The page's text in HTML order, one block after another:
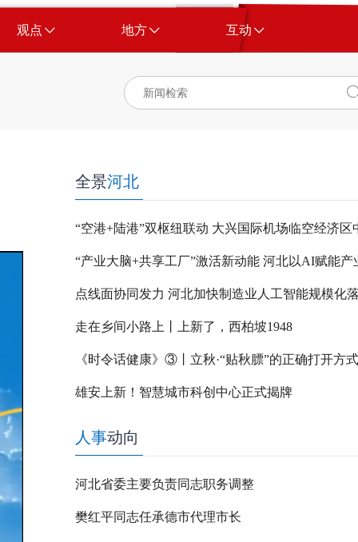
观点 地方 互动
全景河北
点线面协同发力 河北加快制造业人工智能规模化
走在乡间小路上丨上新了，西柏坡1948
《时令话健康》③丨立秋·“贴秋膘”的正确打开方式
雄安上新！智慧城市科创中心正式揭牌
人事动向
河北省委主要负责同志职务调整
樊红平同志任承德市代理市长